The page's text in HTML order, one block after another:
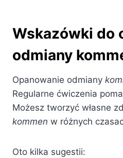
Wskazówki do
odmiany
Opanowanie odmiany
Regularne ćwiczenia
Możesz tworzyć własne
kommen w różnych
Oto kilka sugestii: